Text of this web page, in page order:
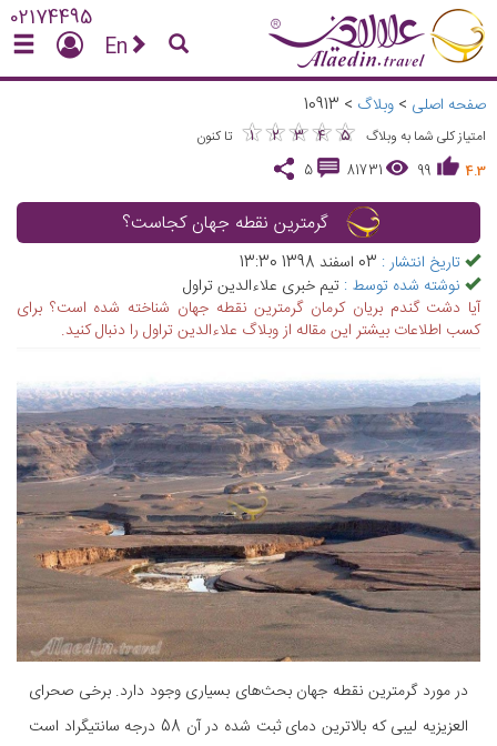
02174495
En
صفحه اصلی > وبلاگ >
10913
امتیاز کلی شما به وبلاگ ★
1 ★
2 ★
3 ★
4 ★
5
★★★★★
تا کنون
4.3
99
81731
5
گرمترین نقطه جهان کجاست؟
تاریخ انتشار : 03 اسفند 1398 13:30
نوشته شده توسط : تیم خبری علاءالدین تراول
آیا دشت گندم بریان کرمان گرمترین نقطه جهان شناخته شده است؟ برای
کسب اطلاعات بیشتر این مقاله از وبلاگ علاءالدین تراول را دنبال کنید.
در مورد گرمترین نقطه جهان بحث‌های بسیاری وجود دارد. برخی صحرای
العزیزیه لیبی که بالاترین دمای ثبت شده در آن 58 درجه سانتیگراد است